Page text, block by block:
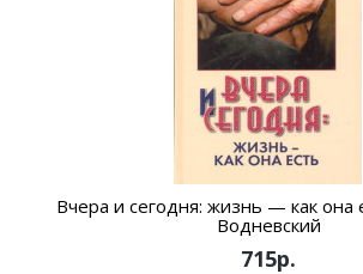
Вчера и сегодня: жизнь — как она
Водневский
715р.